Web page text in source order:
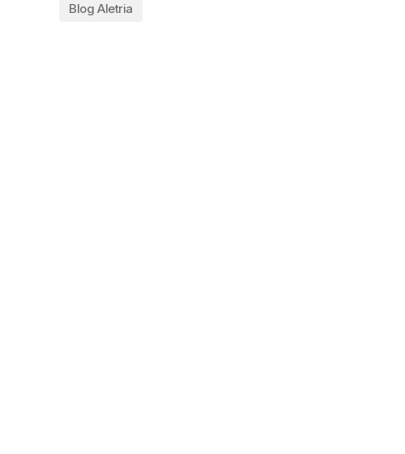
Blog Aletria